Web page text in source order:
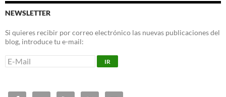
NEWSLETTER
Si quieres recibir por correo electrónico las nuevas publicaciones del
blog, introduce tu e-mail: